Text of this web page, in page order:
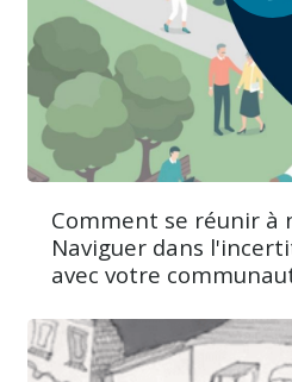
Comment se réunir à
Naviguer dans
avec votre